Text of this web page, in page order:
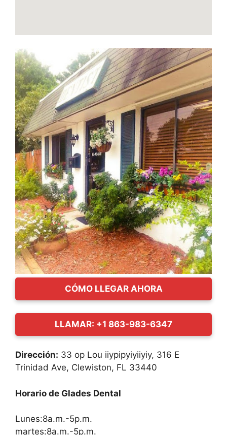
CÓMO LLEGAR AHORA
LLAMAR: +1 863-983-6347
Dirección: 33 op Lou iiypipyiyiiyiy, 316 E
Trinidad Ave, Clewiston, FL 33440
Horario de Glades Dental
Lunes:8a.m.-5p.m.
martes:8a.m.-5p.m.